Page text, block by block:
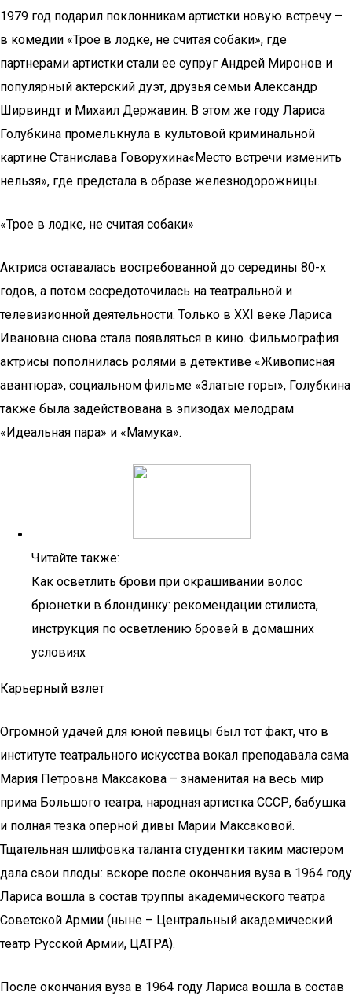
1979 год подарил поклонникам артистки новую встречу –
в комедии «Трое в лодке, не считая собаки», где
партнерами артистки стали ее супруг Андрей Миронов и
популярный актерский дуэт, друзья семьи Александр
Ширвиндт и Михаил Державин. В этом же году Лариса
Голубкина промелькнула в культовой криминальной
картине Станислава Говорухина«Место встречи изменить
нельзя», где предстала в образе железнодорожницы.
«Трое в лодке, не считая собаки»
Актриса оставалась востребованной до середины 80-х
годов, а потом сосредоточилась на театральной и
телевизионной деятельности. Только в XXI веке Лариса
Ивановна снова стала появляться в кино. Фильмография
актрисы пополнилась ролями в детективе «Живописная
авантюра», социальном фильме «Златые горы», Голубкина
также была задействована в эпизодах мелодрам
«Идеальная пара» и «Мамука».
Читайте также:
Как осветлить брови при окрашивании волос
брюнетки в блондинку: рекомендации стилиста,
инструкция по осветлению бровей в домашних
условиях
Карьерный взлет
Огромной удачей для юной певицы был тот факт, что в
институте театрального искусства вокал преподавала сама
Мария Петровна Максакова – знаменитая на весь мир
прима Большого театра, народная артистка СССР, бабушка
и полная тезка оперной дивы Марии Максаковой.
Тщательная шлифовка таланта студентки таким мастером
дала свои плоды: вскоре после окончания вуза в 1964 году
Лариса вошла в состав труппы академического театра
Советской Армии (ныне – Центральный академический
театр Русской Армии, ЦАТРА).
После окончания вуза в 1964 году Лариса вошла в состав